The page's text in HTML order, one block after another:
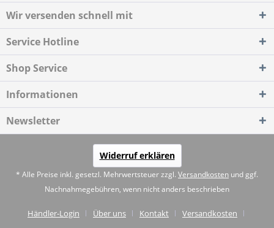
Wir versenden schnell mit
Service Hotline
Shop Service
Informationen
Newsletter
Widerruf erklären
* Alle Preise inkl. gesetzl. Mehrwertsteuer zzgl. Versandkosten und ggf.
Nachnahmegebühren, wenn nicht anders beschrieben
Händler-Login Über uns Kontakt
Versandkosten